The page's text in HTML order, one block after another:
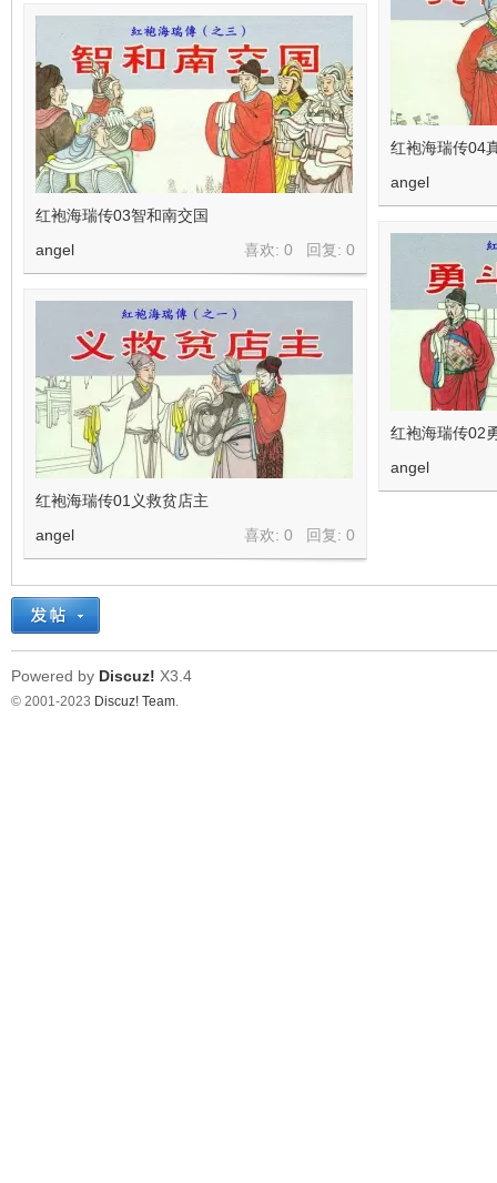
红袍海瑞传04
angel
红袍海瑞传03智和南交国
喜欢: 0 回复: 0
angel
红袍海瑞传02
angel
红袍海瑞传01义救贫店主
喜欢: 0 回复: 0
angel
Powered by Discuz! X3.4
© 2001-2023 Discuz! Team.